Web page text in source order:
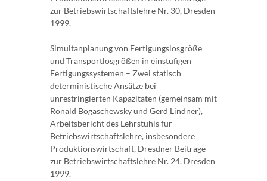
zur Betriebswirtschaftslehre Nr. 30, Dresden
1999.
Simultanplanung von Fertigungslosgröße
und Transportlosgrößen in einstufigen
Fertigungssystemen – Zwei statisch
deterministische Ansätze bei
unrestringierten Kapazitäten (gemeinsam mit
Ronald Bogaschewsky und Gerd Lindner),
Arbeitsbericht des Lehrstuhls für
Betriebswirtschaftslehre, insbesondere
Produktionswirtschaft, Dresdner Beiträge
zur Betriebswirtschaftslehre Nr. 24, Dresden
1999.